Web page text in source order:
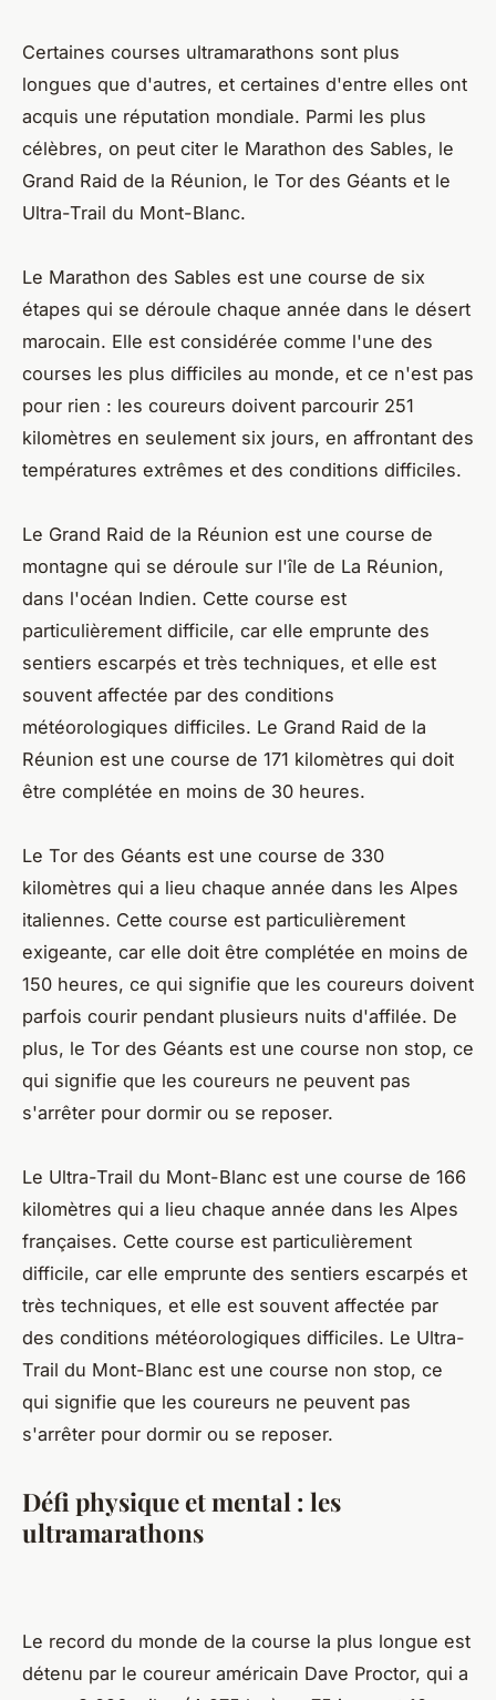
Certaines courses ultramarathons sont plus
longues que d'autres, et certaines d'entre elles ont
acquis une réputation mondiale. Parmi les plus
célèbres, on peut citer le Marathon des Sables, le
Grand Raid de la Réunion, le Tor des Géants et le
Ultra-Trail du Mont-Blanc.
Le Marathon des Sables est une course de six
étapes qui se déroule chaque année dans le désert
marocain. Elle est considérée comme l'une des
courses les plus difficiles au monde, et ce n'est pas
pour rien : les coureurs doivent parcourir 251
kilomètres en seulement six jours, en affrontant des
températures extrêmes et des conditions difficiles.
Le Grand Raid de la Réunion est une course de
montagne qui se déroule sur l'île de La Réunion,
dans l'océan Indien. Cette course est
particulièrement difficile, car elle emprunte des
sentiers escarpés et très techniques, et elle est
souvent affectée par des conditions
météorologiques difficiles. Le Grand Raid de la
Réunion est une course de 171 kilomètres qui doit
être complétée en moins de 30 heures.
Le Tor des Géants est une course de 330
kilomètres qui a lieu chaque année dans les Alpes
italiennes. Cette course est particulièrement
exigeante, car elle doit être complétée en moins de
150 heures, ce qui signifie que les coureurs doivent
parfois courir pendant plusieurs nuits d'affilée. De
plus, le Tor des Géants est une course non stop, ce
qui signifie que les coureurs ne peuvent pas
s'arrêter pour dormir ou se reposer.
Le Ultra-Trail du Mont-Blanc est une course de 166
kilomètres qui a lieu chaque année dans les Alpes
françaises. Cette course est particulièrement
difficile, car elle emprunte des sentiers escarpés et
très techniques, et elle est souvent affectée par
des conditions météorologiques difficiles. Le Ultra-
Trail du Mont-Blanc est une course non stop, ce
qui signifie que les coureurs ne peuvent pas
s'arrêter pour dormir ou se reposer.
Défi physique et mental : les
ultramarathons
Le record du monde de la course la plus longue est
détenu par le coureur américain Dave Proctor, qui a